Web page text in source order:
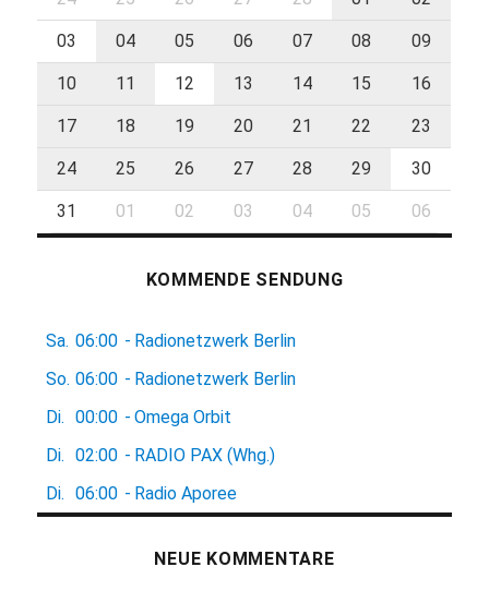
03 04 05 06 07 08 09
10 11 12 13 14 15 16
17 18 19 20 21 22 23
24 25 26 27 28 29 30
31 01 02 03 04 05 06
KOMMENDE SENDUNG
Sa. 06:00 - Radionetzwerk Berlin
So. 06:00 - Radionetzwerk Berlin
Di.
00:00 - Omega Orbit
Di.
02:00 - RADIO PAX (Whg.)
Di.
06:00 - Radio Aporee
NEUE KOMMENTARE